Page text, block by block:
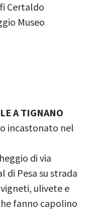
Certaldo
Museo
A TIGNANO
incastonato nel
di via
di Pesa su strada
ulivete e
fanno capolino